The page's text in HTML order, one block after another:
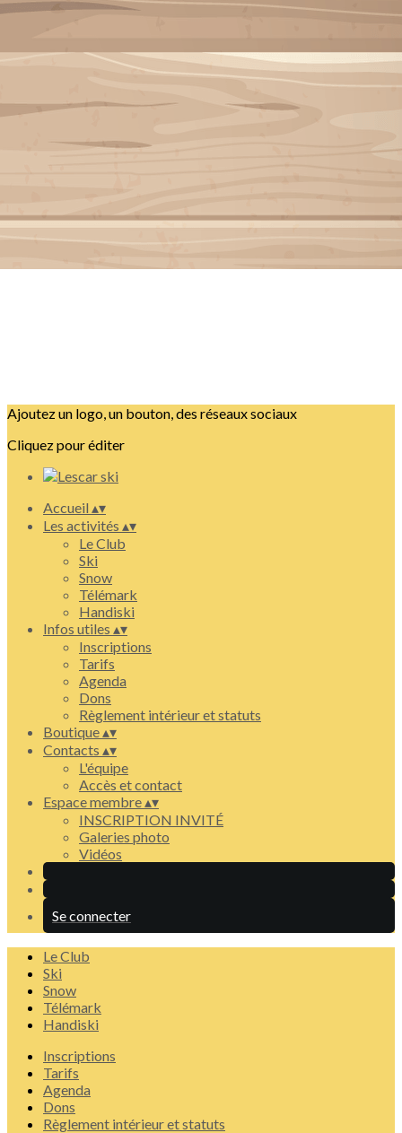
Exporter les lignes sélectionnées
Exporter uniquement les colonnes affichées
Ajoutez un logo, un bouton, des réseaux sociaux
Cliquez pour éditer
Accueil ▴▾
Les activités ▴▾
Le Club
Ski
Snow
Télémark
Handiski
Infos utiles ▴▾
Inscriptions
Tarifs
Agenda
Dons
Règlement intérieur et statuts
Boutique▴▾
Contacts ▴▾
L'équipe
Accès et contact
Espace membre▴▾
INSCRIPTION INVITÉ
Galeries photo
Vidéos
Se connecter
Le Club
Ski
Snow
Télémark
Handiski
Inscriptions
Tarifs
Agenda
Dons
Règlement intérieur et statuts